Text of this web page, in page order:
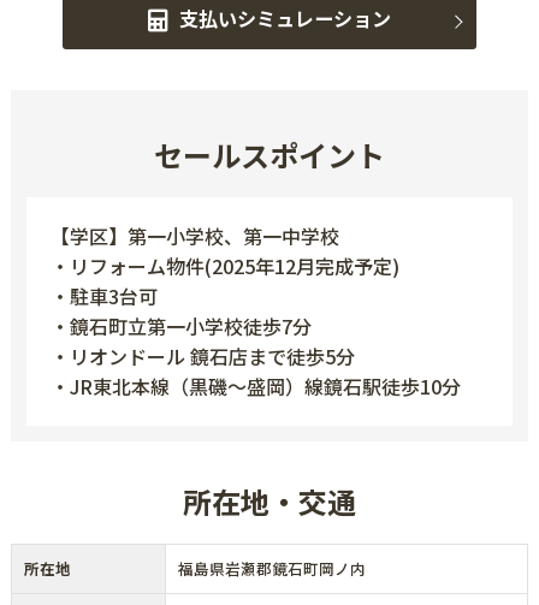
支払いシミュレーション
セールスポイント
【学区】第一小学校、第一中学校
・リフォーム物件(2025年12月完成予定)
・駐車3台可
・鏡石町立第一小学校徒歩7分
・リオンドール 鏡石店まで徒歩5分
・JR東北本線（黒磯～盛岡）線鏡石駅徒歩10分
所在地・交通
所在地 福島県岩瀬郡鏡石町岡ノ内